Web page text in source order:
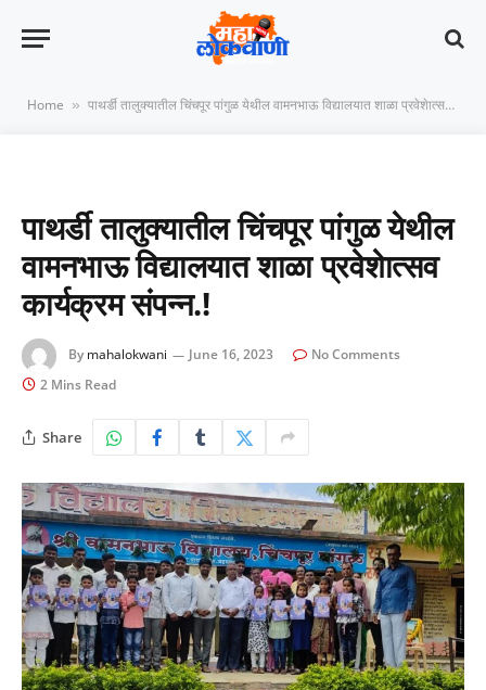
Home » पाथर्डी तालुक्यातील चिंचपूर पांगुळ येथील वामनभाऊ विद्यालयात शाळा प्रवेशेात्सव कार्यक्रम संपन्न.!
पाथर्डी तालुक्यातील चिंचपूर पांगुळ येथील
वामनभाऊ विद्यालयात शाळा प्रवेशेात्सव
कार्यक्रम संपन्न.!
By mahalokwani June 16, 2023
No Comments
2 Mins Read
Share